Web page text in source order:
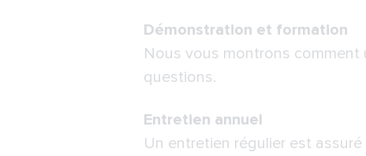
Démonstration et formation
Nous vous montrons
questions.
Entretien annuel
Un entretien régulier est